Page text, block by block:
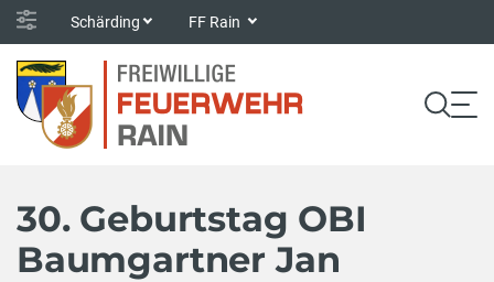
Schärding FF Rain
30. Geburtstag OBI
Baumgartner Jan